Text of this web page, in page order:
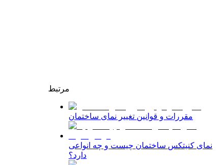
مرتبط
مقررات و قوانین تغییر نمای ساختمان
نمای کنیتکس ساختمان چیست و چه انواعی
دارد؟